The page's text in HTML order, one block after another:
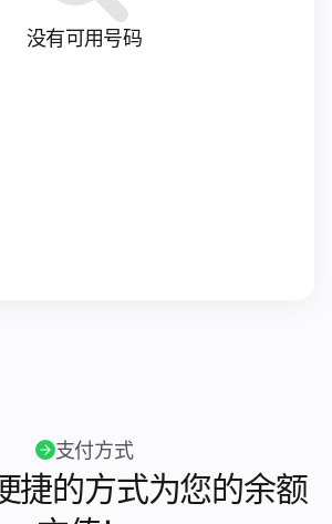
没有可用号码
支付方式
捷的方式为您的余额